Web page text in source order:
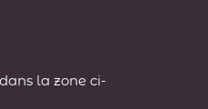
la zone ci-